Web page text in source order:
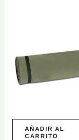
AÑADIR AL
CARRITO